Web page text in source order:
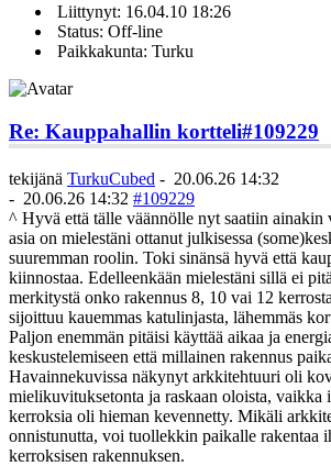
Liittynyt: 16.04.10 18:26
Status: Off-line
Paikkakunta: Turku
Re: Kauppahallin kortteli#109229
tekijänä TurkuCubed - 20.06.26 14:32
- 20.06.26 14:32 #109229
^ Hyvä että tälle väännölle nyt saatiin ainakin
asia on mielestäni ottanut julkisessa
suuremman roolin. Toki sinänsä hyvä että
kiinnostaa. Edelleenkään mielestäni sillä ei
merkitystä onko rakennus 8, 10 vai 12
sijoittuu kauemmas katulinjasta, lähemmäs
Paljon enemmän pitäisi käyttää aikaa ja
keskustelemiseen että millainen rakennus
Havainnekuvissa näkynyt arkkitehtuuri oli
mielikuvituksetonta ja raskaan oloista, vaikka
kerroksia oli hieman kevennetty. Mikäli
onnistunutta, voi tuollekkin paikalle rakentaa
kerroksisen rakennuksen.